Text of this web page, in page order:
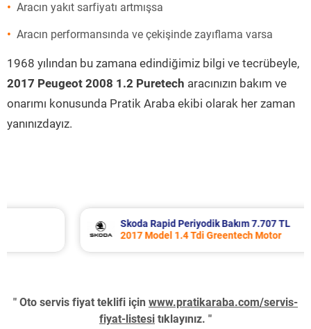
Aracın yakıt sarfiyatı artmışsa
Aracın performansında ve çekişinde zayıflama varsa
1968 yılından bu zamana edindiğimiz bilgi ve tecrübeyle,
2017 Peugeot 2008 1.2 Puretech aracınızın bakım ve
onarımı konusunda Pratik Araba ekibi olarak her zaman
yanınızdayız.
Skoda Rapid Periyodik Bakım 7.707 TL
2017 Model 1.4 Tdi Greentech Motor
" Oto servis fiyat teklifi için www.pratikaraba.com/servis-
fiyat-listesi tıklayınız. "